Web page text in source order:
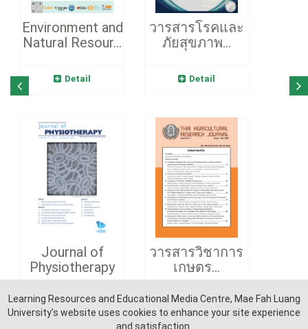
Learning Resources and Educational Media Centre, Mae Fah Luang
University’s website uses cookies to enhance your site experience
and satisfaction.
Environment and
Natural Resour...
Detail
วารสารโรคและ
ภัยสุขภาพ...
Detail
Journal of
Physiotherapy
Detail
วารสารวิชาการ
เกษตร...
Detail